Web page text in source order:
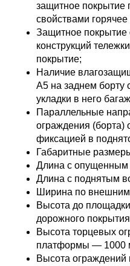
защитное покрытие
свойствами
Защитное покрытие
конструкций
покрытие;
Наличие
А5 на заднем борту
укладки в него
Параллельные
ограждения (борта)
фиксацией в
Габаритные
Длина с опущенным
Длина с поднятым
Ширина по
Высота до
дорожного
Высота торцевых
платформы — 1000
Высота